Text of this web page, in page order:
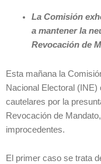
La Comisión
a mantener la
Revocación de
Esta mañana la
Nacional Electoral
cautelares por la
Revocación de
improcedentes.
El primer caso se trata